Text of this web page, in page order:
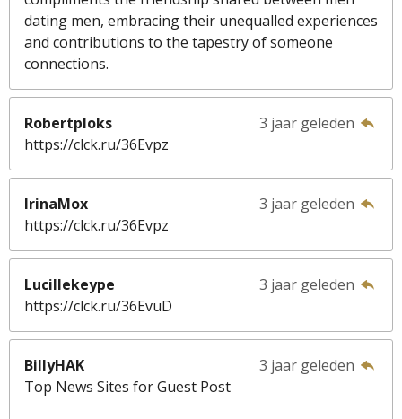
dating men, embracing their unequalled experiences
and contributions to the tapestry of someone
connections.
Robertploks
3 jaar geleden
https://clck.ru/36Evpz
IrinaMox
3 jaar geleden
https://clck.ru/36Evpz
Lucillekeype
3 jaar geleden
https://clck.ru/36EvuD
BillyHAK
3 jaar geleden
Top News Sites for Guest Post